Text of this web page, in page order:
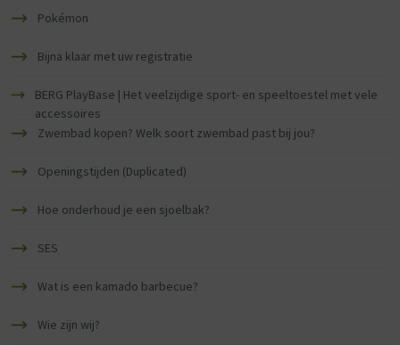
Pokémon
Bijna klaar met uw registratie
BERG PlayBase | Het veelzijdige sport- en speeltoestel met vele
accessoires
Zwembad kopen? Welk soort zwembad past bij jou?
Openingstijden (Duplicated)
Hoe onderhoud je een sjoelbak?
SES
Wat is een kamado barbecue?
Wie zijn wij?